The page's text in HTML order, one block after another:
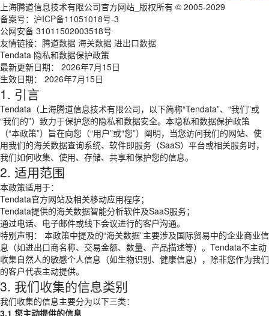
上海腾道信息技术有限公司官方网站_版权所有 © 2005-2029
备案号： 沪ICP备11051018号-3
公网安备 31011502003518号
友情链接： 腾道数据 海关数据 进出口数据
Tendata 隐私和数据保护政策
最新更新日期： 2026年7月15日
生效日期： 2026年7月15日
1. 引言
Tendata（上海腾道信息技术有限公司，以下简称“Tendata”、“我们”或
“我们的”）致力于保护您的隐私和数据安全。本隐私和数据保护政策
（“本政策”）旨在向您（“用户”或“您”）阐明，当您访问我们的网站、使
用我们的海关数据查询系统、软件即服务（SaaS）平台或相关服务时，
我们如何收集、使用、存储、共享和保护您的信息。
2. 适用范围
本政策适用于：
Tendata官方网站及相关移动应用程序；
Tendata提供的海关数据智能分析软件及SaaS服务；
通过电话、电子邮件或线下会议进行的客户沟通。
特别声明： 本政策中提及的“海关数据”主要涉及国际贸易中的企业商业信
息（如进出口商名称、交易金额、数量、产品描述等）。Tendata不主动
收集自然人的敏感个人信息（如生物识别、健康信息），除非您作为我们
的客户代表主动提供。
3. 我们收集的信息类别
我们收集的信息主要分为以下三类：
3.1 您主动提供的信息